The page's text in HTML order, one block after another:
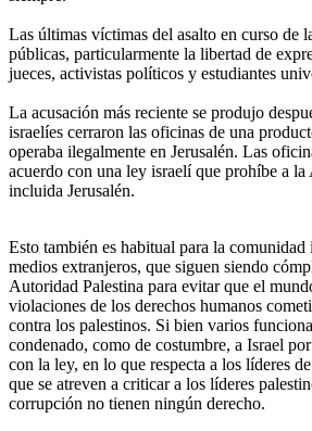
Las últimas víctimas del asalto en curso de
públicas, particularmente la libertad de
jueces, activistas políticos y estudiantes
La acusación más reciente se produjo
israelíes cerraron las oficinas de una
operaba ilegalmente en Jerusalén. Las
acuerdo con una ley israelí que prohíbe a la
incluida Jerusalén.
Esto también es habitual para la
medios extranjeros, que siguen siendo
Autoridad Palestina para evitar que el
violaciones de los derechos humanos
contra los palestinos. Si bien varios
condenado, como de costumbre, a Israel
con la ley, en lo que respecta a los líderes
que se atreven a criticar a los líderes
corrupción no tienen ningún derecho.